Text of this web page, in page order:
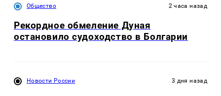
Общество 2 часа назад
Рекордное обмеление Дуная
остановило судоходство в Болгарии
Новости России 3 дня назад